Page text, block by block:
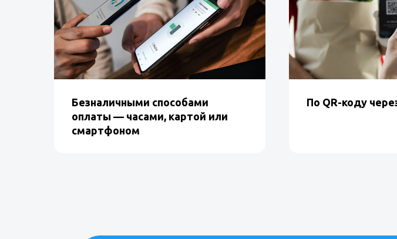
Безналичными способами
оплаты — часами, картой или
смартфоном
По QR-коду
Принимайте безнал смартфоном
Для этого нужен эквайринг в Сбере и сервис Tap on Phone.
без очередей в банке.
ОСТАВИТЬ ЗАЯВКУ